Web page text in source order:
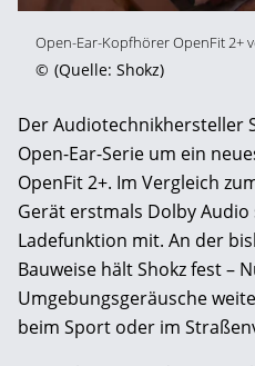
Open-Ear-Kopfhörer OpenFit 2+
© (Quelle: Shokz)
Der Audiotechnikhersteller
Open-Ear-Serie um ein
OpenFit 2+. Im Vergleich
Gerät erstmals Dolby
Ladefunktion mit. An der
Bauweise hält Shokz fest –
Umgebungsgeräusche
beim Sport oder im